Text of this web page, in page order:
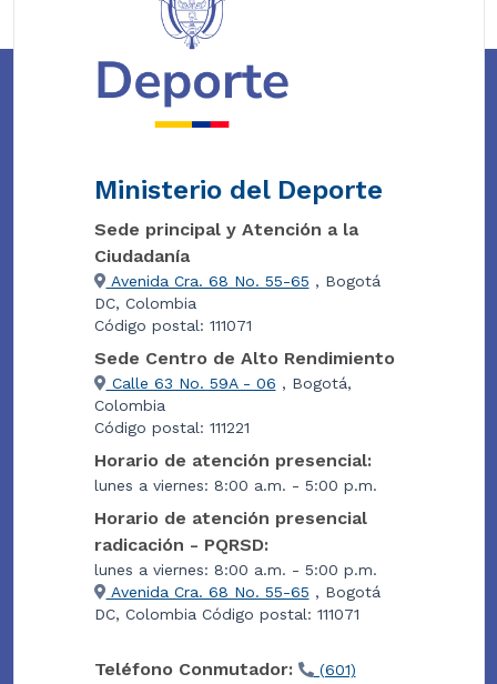
Ministerio del Deporte
Sede principal y Atención a la
Ciudadanía
Avenida Cra. 68 No. 55-65 , Bogotá
DC, Colombia
Código postal: 111071
Sede Centro de Alto Rendimiento
Calle 63 No. 59A - 06 , Bogotá,
Colombia
Código postal: 111221
Horario de atención presencial:
lunes a viernes: 8:00 a.m. - 5:00 p.m.
Horario de atención presencial
radicación - PQRSD:
lunes a viernes: 8:00 a.m. - 5:00 p.m.
Avenida Cra. 68 No. 55-65 , Bogotá
DC, Colombia Código postal: 111071
Teléfono Conmutador:
(601)